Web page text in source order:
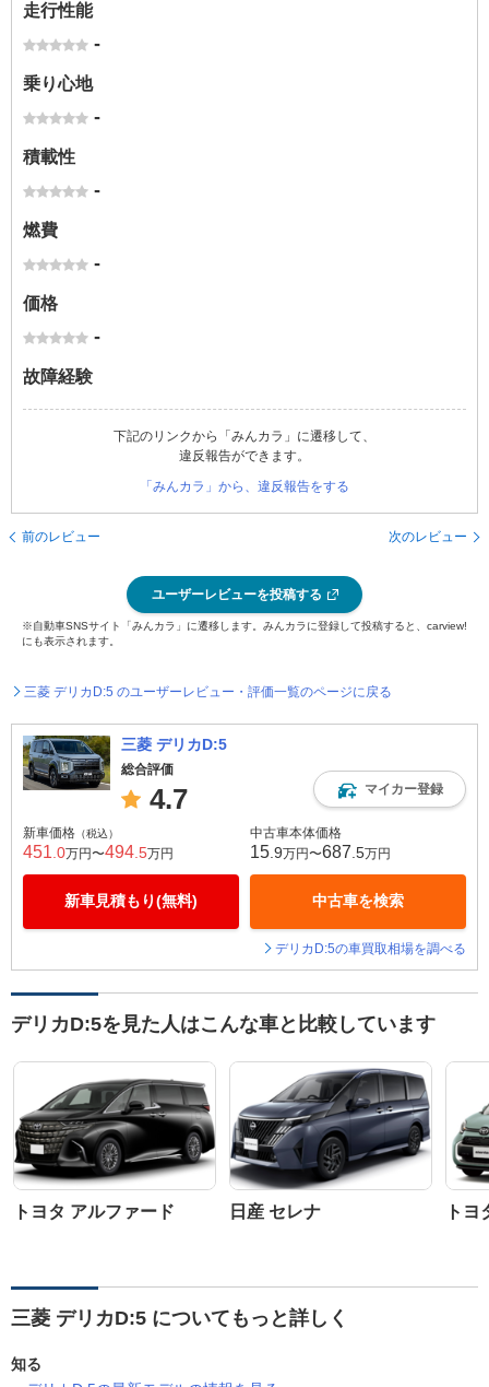
走行性能
-
乗り心地
-
積載性
-
燃費
-
価格
-
故障経験
下記のリンクから「みんカラ」に遷移して、
違反報告ができます。
「みんカラ」から、違反報告をする
前のレビュー 次のレビュー
ユーザーレビューを投稿する
※自動車SNSサイト「みんカラ」に遷移します。みんカラに登録して投稿すると、carview!
にも表示されます。
三菱 デリカD:5 のユーザーレビュー・評価一覧のページに戻る
三菱 デリカD:5
総合評価
4.7 マイカー登録
新車価格 （税込）
451 .0万円〜494 .5万円
新車見積もり(無料)
中古車本体価格
15 .9万円〜687 .5万円
中古車を検索
デリカD:5の車買取相場を調べる
デリカD:5を見た人はこんな車と比較しています
トヨタ アルファード 日産 セレナ ト
三菱 デリカD:5 についてもっと詳しく
知る